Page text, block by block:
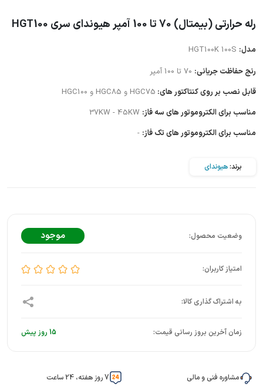
رله حرارتی (بیمتال) 70 تا 100 آمپر هیوندای سری HGT100
مدل:
رنج حفاظت جریانی:
قابل نصب بر روی کنتاکتور های: HGC75 و HGC85 و HGC100
مناسب برای الکتروموتور های سه فاز:
مناسب برای الکتروموتور های تک فاز: -
برند:هیوندای
موجود
زمان آخرین بروز رسانی قیمت: 15 روز پیش
مشاوره فنی و مالی 7 روز هفته، 24 ساعت